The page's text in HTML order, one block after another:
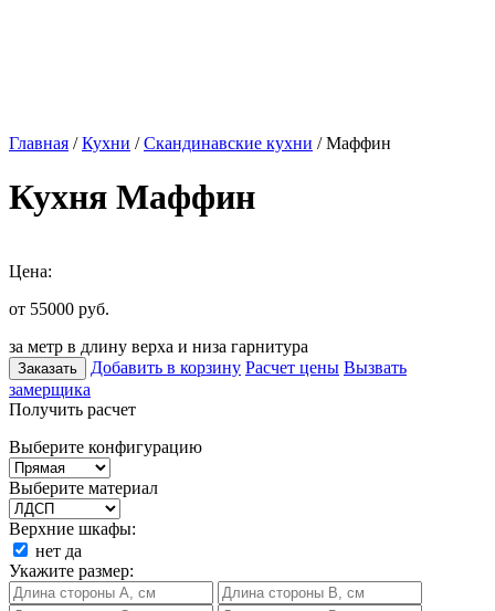
Главная /Кухни /Скандинавские кухни / Маффин
Кухня Маффин
Цена:
от 55000 руб.
за метр в длину верха и низа гарнитура
Заказать Добавить в корзину Расчет цены Вызвать
замерщика
Получить расчет
Выберите конфигурацию
Выберите материал
Верхние шкафы:
нет да
Укажите размер: